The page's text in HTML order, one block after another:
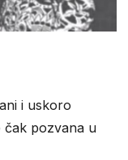
i uskoro
čak pozvana u